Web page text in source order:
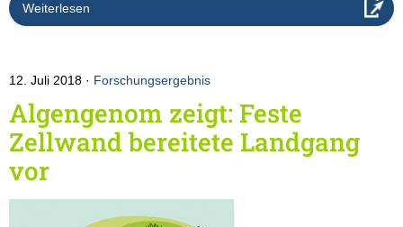
Weiterlesen
12. Juli 2018 Forschungsergebnis
Algengenom zeigt: Feste
Zellwand bereitete Landgang
vor